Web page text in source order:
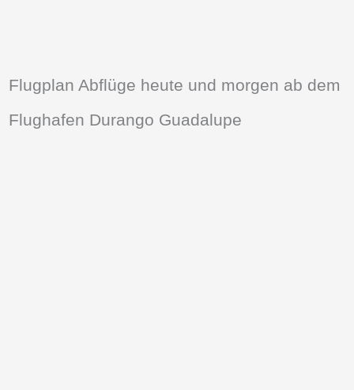
Flugplan Abflüge heute und morgen ab dem
Flughafen Durango Guadalupe